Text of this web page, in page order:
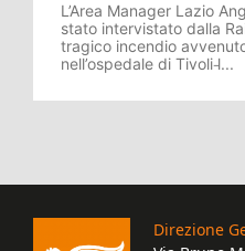
L’Area Manager Lazio
stato intervistato dalla
tragico incendio
nell’ospedale di Tivoli l̵...
Direzione